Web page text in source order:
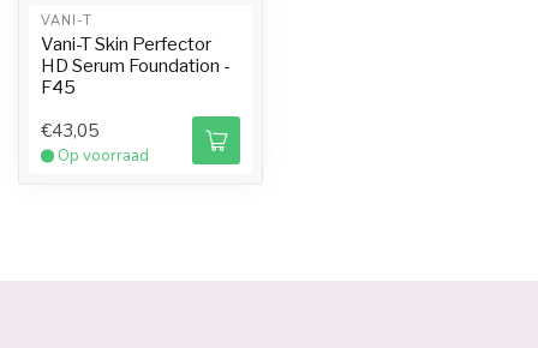
VANI-T
Vani-T Skin Perfector
HD Serum Foundation -
F45
€43,05
Op voorraad